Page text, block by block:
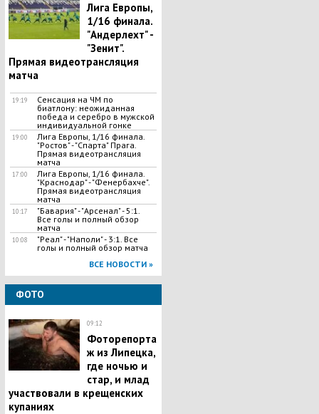
Лига Европы,
1/16 финала.
"Андерлехт" -
"Зенит".
Прямая видеотрансляция
матча
19:19
Сенсация на ЧМ по
биатлону: неожиданная
победа и серебро в мужской
индивидуальной гонке
19:00
Лига Европы, 1/16 финала.
"Ростов" - "Спарта" Прага.
Прямая видеотрансляция
матча
17:00
Лига Европы, 1/16 финала.
"Краснодар" - "Фенербахче".
Прямая видеотрансляция
матча
10:17
"Бавария" - "Арсенал" - 5:1.
Все голы и полный обзор
матча
10:08
"Реал" - "Наполи" - 3:1. Все
голы и полный обзор матча
ВСЕ НОВОСТИ »
ФОТО
09:12
Фоторепорта
ж из Липецка,
где ночью и
стар, и млад
участвовали в крещенских
купаниях